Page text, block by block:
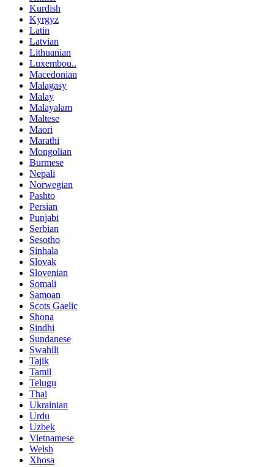
Kurdish
Kyrgyz
Latin
Latvian
Lithuanian
Luxembou..
Macedonian
Malagasy
Malay
Malayalam
Maltese
Maori
Marathi
Mongolian
Burmese
Nepali
Norwegian
Pashto
Persian
Punjabi
Serbian
Sesotho
Sinhala
Slovak
Slovenian
Somali
Samoan
Scots Gaelic
Shona
Sindhi
Sundanese
Swahili
Tajik
Tamil
Telugu
Thai
Ukrainian
Urdu
Uzbek
Vietnamese
Welsh
Xhosa